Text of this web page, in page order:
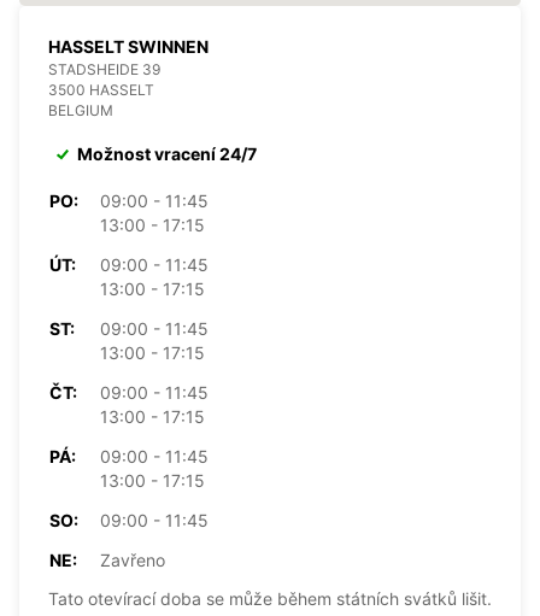
HASSELT SWINNEN
STADSHEIDE 39
3500 HASSELT
BELGIUM
Možnost vracení 24/7
PO:
09:00 - 11:45
13:00 - 17:15
ÚT:
09:00 - 11:45
13:00 - 17:15
ST:
09:00 - 11:45
13:00 - 17:15
ČT:
09:00 - 11:45
13:00 - 17:15
PÁ:
09:00 - 11:45
13:00 - 17:15
SO:
09:00 - 11:45
NE:
Zavřeno
Tato otevírací doba se může během státních svátků lišit.